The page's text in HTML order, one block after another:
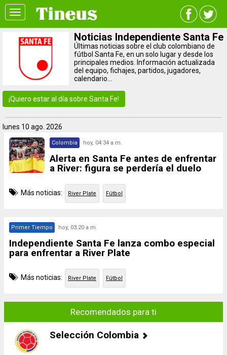
Toggle
navigation
Noticias Independiente Santa Fe
Últimas noticias sobre el club colombiano de
fútbol Santa Fe, en un solo lugar y desde los
principales medios. Información actualizada
del equipo, fichajes, partidos, jugadores,
calendario...
¡Quiero estar al día sobre Santa Fe!
lunes 10 ago. 2026
Colombia hoy, 04:34 a.m.
Alerta en Santa Fe antes de enfrentar
a River: figura se perdería el duelo
Más noticias: River Plate Fútbol
Primer Tiempo hoy, 03:20 a.m.
Independiente Santa Fe lanza combo especial
para enfrentar a River Plate
Más noticias: River Plate Fútbol
Recomendados para ti
Selección Colombia